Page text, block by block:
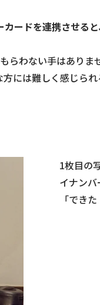
ードを連携させる
らわない手はあり
には難しく感じられ
1枚目の
イナン
「でき